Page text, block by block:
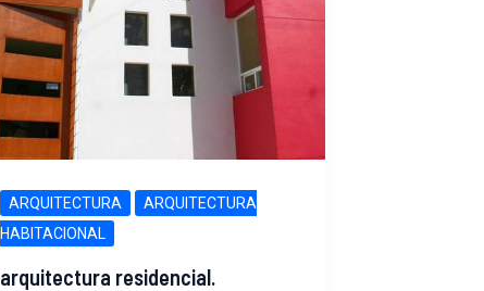
ARQUITECTURA
ARQUITECTURA
HABITACIONAL
arquitectura residencial.